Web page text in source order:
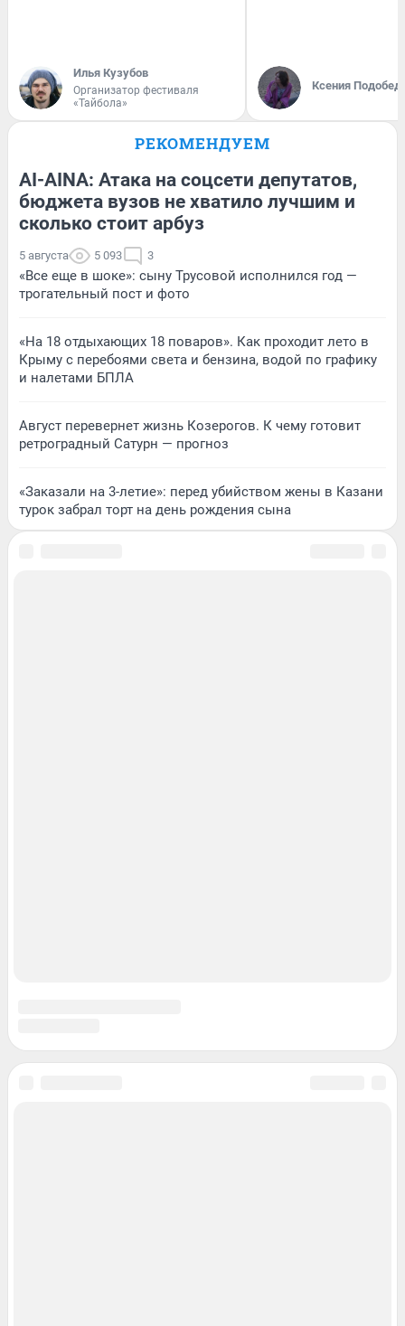
Илья Кузубов
Организатор фестиваля
«Тайбола»
Ксения
РЕКОМЕНДУЕМ
AI-AINA: Атака на соцсети депутатов,
бюджета вузов не хватило лучшим и
сколько стоит арбуз
5 августа 5 093 3
«Все еще в шоке»: сыну Трусовой исполнился год —
трогательный пост и фото
«На 18 отдыхающих 18 поваров». Как проходит лето в
Крыму с перебоями света и бензина, водой по графику
и налетами БПЛА
Август перевернет жизнь Козерогов. К чему готовит
ретроградный Сатурн — прогноз
«Заказали на 3-летие»: перед убийством жены в Казани
турок забрал торт на день рождения сына